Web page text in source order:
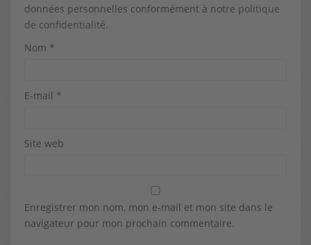
données personnelles conformément à notre politique
de confidentialité.
Nom *
E-mail *
Site web
Enregistrer mon nom, mon e-mail et mon site dans le
navigateur pour mon prochain commentaire.